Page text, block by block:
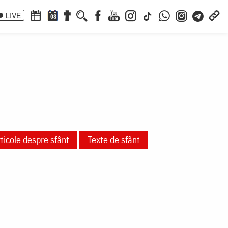
LIVE 08
despre sfânt Texte de sfânt